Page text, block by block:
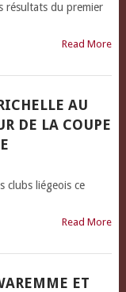
résultats du premier
Read More
AU
DE LA COUPE
clubs liégeois ce
Read More
ET